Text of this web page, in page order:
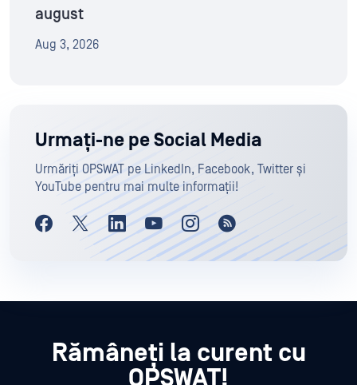
august
Aug 3, 2026
Urmați-ne pe Social Media
Urmăriți OPSWAT pe LinkedIn, Facebook, Twitter și
YouTube pentru mai multe informații!
Rămâneți la curent cu
OPSWAT!